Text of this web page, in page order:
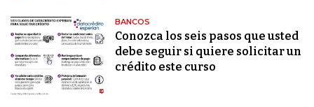
BANCOS
Conozca los seis pasos que usted
debe seguir si quiere solicitar un
crédito este curso